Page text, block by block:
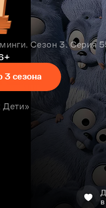
Сезон 3. Серия
сезона
Дети»